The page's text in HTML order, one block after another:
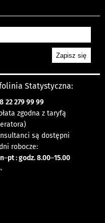
Statystyczna:
22 279 99 99
zgodna z taryfą
są dostępni
robocze:
–pt : godz. 8.00–15.00